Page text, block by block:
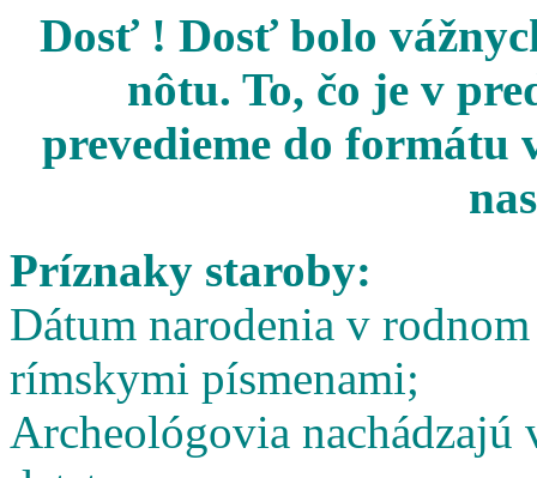
Dosť ! Dosť bolo
nôtu. To, čo je v
prevedieme do formátu
Príznaky staroby:
Dátum narodenia v
rímskymi písmenami;
Archeológovia nachádzajú